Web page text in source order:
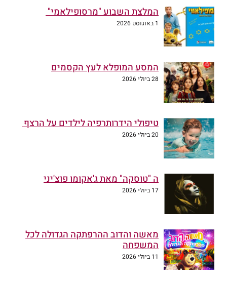
המלצת השבוע "מרסופילאמי"
1 באוגוסט 2026
המסע המופלא לעץ הקסמים
28 ביולי 2026
טיפולי הידרותרפיה לילדים על הרצף
20 ביולי 2026
ה "טוסקה" מאת ג'אקומו פוצ'יני
17 ביולי 2026
מאשה והדוב ההרפתקה הגדולה לכל
המשפחה
11 ביולי 2026